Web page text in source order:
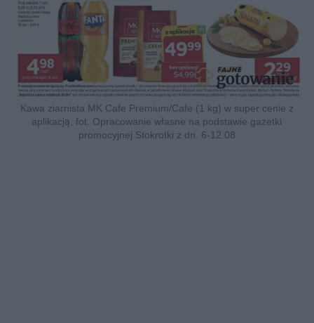
Kawa ziarnista MK Cafe Premium/Cafe (1 kg) w super cenie z
aplikacją, fot. Opracowanie własne na podstawie gazetki
promocyjnej Stokrotki z dn. 6-12.08